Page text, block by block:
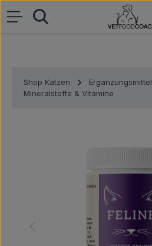
Zum Hauptinhalt springen
Shop Katzen
Ergänzungsmittel
Mineralstoffe & Vitamine